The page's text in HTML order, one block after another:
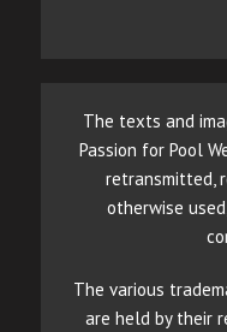
The texts and
Passion for Pool
retransmitted,
otherwise
The various
are held by their